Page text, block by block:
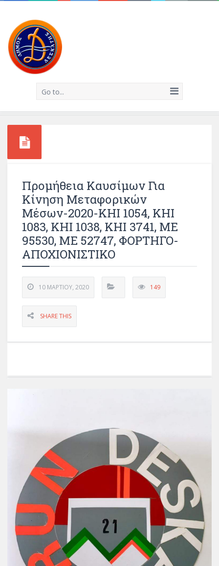
Go to...
Προμήθεια Καυσίμων Για
Κίνηση Μεταφορικών
Μέσων-2020-ΚΗΙ 1054, ΚΗΙ
1083, ΚΗΙ 1038, ΚΗΙ 3741, ΜΕ
95530, ΜΕ 52747, ΦΟΡΤΗΓΟ-
ΑΠΟΧΙΟΝΙΣΤΙΚΟ
10 ΜΑΡΤΊΟΥ, 2020 149
SHARE THIS